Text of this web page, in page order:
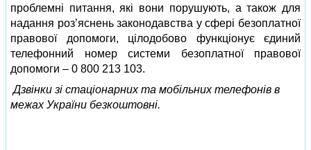
проблемні питання, які вони порушують, а також для
надання роз’яснень законодавства у сфері безоплатної
правової допомоги, цілодобово функціонує єдиний
телефонний номер системи безоплатної правової
допомоги – 0 800 213 103.
Дзвінки зі стаціонарних та мобільних телефонів в
межах України безкоштовні.